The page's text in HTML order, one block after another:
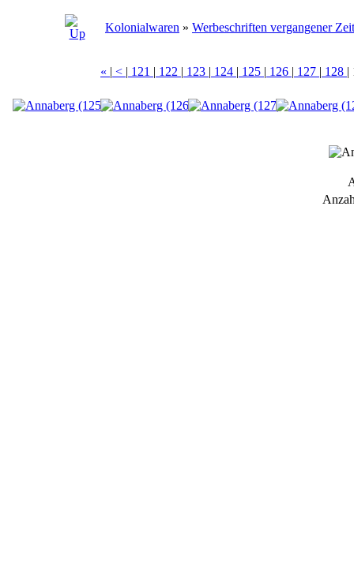
Kolonialwaren » Werbeschriften vergangener
« | < | 121 | 122 | 123 | 124 | 125 | 126 | 127 | 128 |